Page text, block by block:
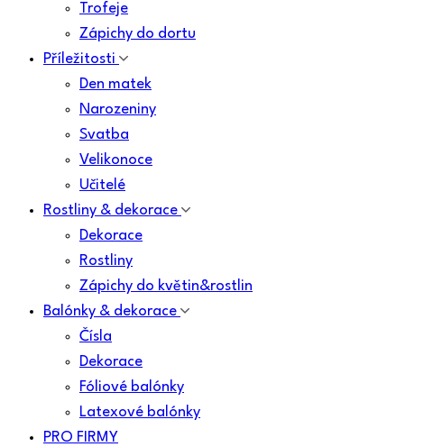
Trofeje
Zápichy do dortu
Příležitosti
Den matek
Narozeniny
Svatba
Velikonoce
Učitelé
Rostliny & dekorace
Dekorace
Rostliny
Zápichy do květin&rostlin
Balónky & dekorace
Čísla
Dekorace
Fóliové balónky
Latexové balónky
PRO FIRMY